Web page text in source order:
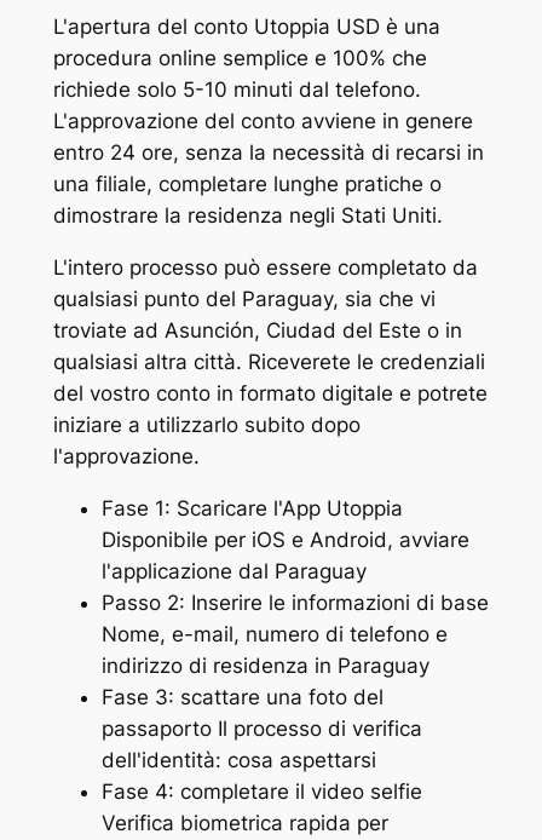
L'apertura del conto Utoppia USD è una
procedura online semplice e 100% che
richiede solo 5-10 minuti dal telefono.
L'approvazione del conto avviene in genere
entro 24 ore, senza la necessità di recarsi in
una filiale, completare lunghe pratiche o
dimostrare la residenza negli Stati Uniti.
L'intero processo può essere completato da
qualsiasi punto del Paraguay, sia che vi
troviate ad Asunción, Ciudad del Este o in
qualsiasi altra città. Riceverete le credenziali
del vostro conto in formato digitale e potrete
iniziare a utilizzarlo subito dopo
l'approvazione.
Fase 1: Scaricare l'App Utoppia
Disponibile per iOS e Android, avviare
l'applicazione dal Paraguay
Passo 2: Inserire le informazioni di base
Nome, e-mail, numero di telefono e
indirizzo di residenza in Paraguay
Fase 3: scattare una foto del
passaporto Il processo di verifica
dell'identità: cosa aspettarsi
Fase 4: completare il video selfie
Verifica biometrica rapida per